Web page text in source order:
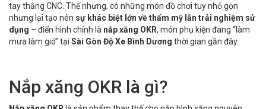
tay thắng CNC. Thế nhưng, có những món đồ chơi tuy nhỏ gọn
nhưng lại tạo nên sự khác biệt lớn về thẩm mỹ lẫn trải nghiệm sử
dụng – điển hình chính là nắp xăng OKR, món phụ kiện đang “làm
mưa làm gió” tại Sài Gòn Độ Xe Bình Dương thời gian gần đây.
Nắp xăng OKR là gì?